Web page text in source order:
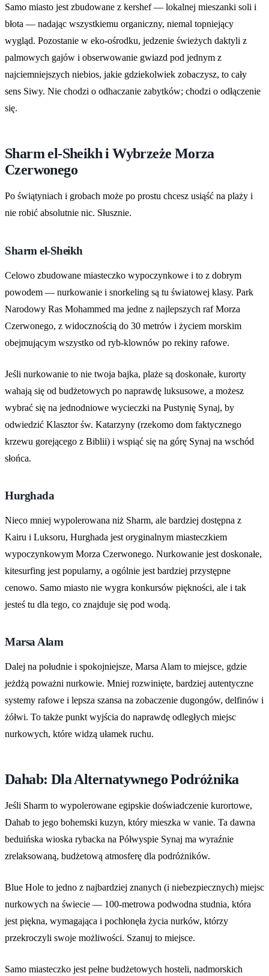
Samo miasto jest zbudowane z kershef — lokalnej mieszanki soli i
błota — nadając wszystkiemu organiczny, niemal topniejący
wygląd. Pozostanie w eko-ośrodku, jedzenie świeżych daktyli z
palmowych gajów i obserwowanie gwiazd pod jednym z
najciemniejszych niebios, jakie gdziekolwiek zobaczysz, to cały
sens Siwy. Nie chodzi o odhaczanie zabytków; chodzi o odłączenie
się.
Sharm el-Sheikh i Wybrzeże Morza
Czerwonego
Po świątyniach i grobach może po prostu chcesz usiąść na plaży i
nie robić absolutnie nic. Słusznie.
Sharm el-Sheikh
Celowo zbudowane miasteczko wypoczynkowe i to z dobrym
powodem — nurkowanie i snorkeling są tu światowej klasy. Park
Narodowy Ras Mohammed ma jedne z najlepszych raf Morza
Czerwonego, z widocznością do 30 metrów i życiem morskim
obejmującym wszystko od ryb-klownów po rekiny rafowe.
Jeśli nurkowanie to nie twoja bajka, plaże są doskonałe, kurorty
wahają się od budżetowych po naprawdę luksusowe, a możesz
wybrać się na jednodniowe wycieczki na Pustynię Synaj, by
odwiedzić Klasztor św. Katarzyny (rzekomo dom faktycznego
krzewu gorejącego z Biblii) i wspiąć się na górę Synaj na wschód
słońca.
Hurghada
Nieco mniej wypolerowana niż Sharm, ale bardziej dostępna z
Kairu i Luksoru, Hurghada jest oryginalnym miasteczkiem
wypoczynkowym Morza Czerwonego. Nurkowanie jest doskonałe,
kitesurfing jest popularny, a ogólnie jest bardziej przystępne
cenowo. Samo miasto nie wygra konkursów piękności, ale i tak
jesteś tu dla tego, co znajduje się pod wodą.
Marsa Alam
Dalej na południe i spokojniejsze, Marsa Alam to miejsce, gdzie
jeżdżą poważni nurkowie. Mniej rozwinięte, bardziej autentyczne
systemy rafowe i lepsza szansa na zobaczenie dugongów, delfinów i
żółwi. To także punkt wyjścia do naprawdę odległych miejsc
nurkowych, które widzą ułamek ruchu.
Dahab: Dla Alternatywnego Podróżnika
Jeśli Sharm to wypolerowane egipskie doświadczenie kurortowe,
Dahab to jego bohemski kuzyn, który mieszka w vanie. Ta dawna
beduińska wioska rybacka na Półwyspie Synaj ma wyraźnie
zrelaksowaną, budżetową atmosferę dla podróżników.
Blue Hole to jedno z najbardziej znanych (i niebezpiecznych) miejsc
nurkowych na świecie — 100-metrowa podwodna studnia, która
jest piękna, wymagająca i pochłonęła życia nurków, którzy
przekroczyli swoje możliwości. Szanuj to miejsce.
Samo miasteczko jest pełne budżetowych hosteli, nadmorskich